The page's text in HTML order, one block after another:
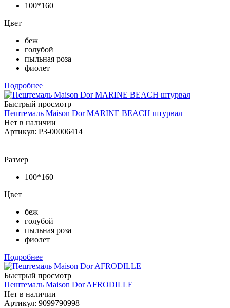
100*160
Цвет
беж
голубой
пыльная роза
фиолет
Подробнее
Быстрый просмотр
Пештемаль Maison Dor MARINE BEACH штурвал
Нет в наличии
Артикул: РЗ-00006414
Размер
100*160
Цвет
беж
голубой
пыльная роза
фиолет
Подробнее
Быстрый просмотр
Пештемаль Maison Dor AFRODILLE
Нет в наличии
Артикул: 9099790998